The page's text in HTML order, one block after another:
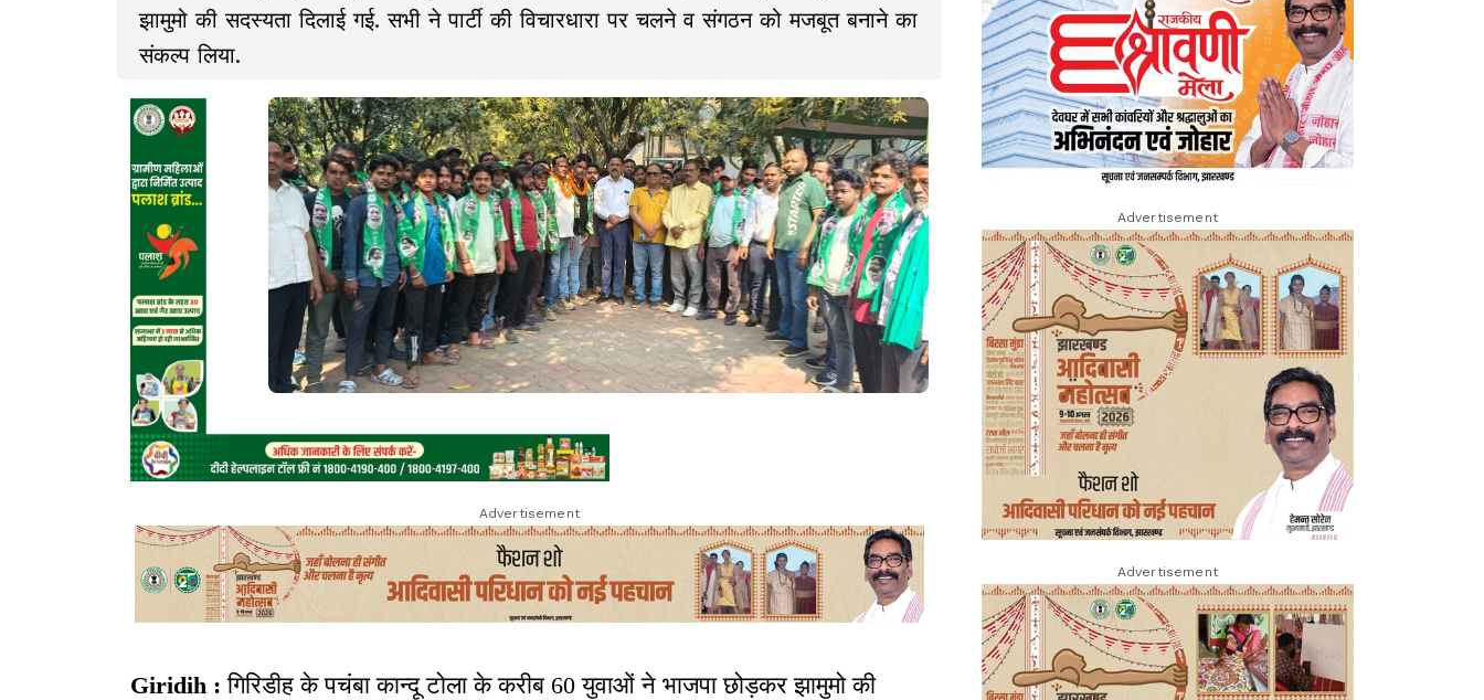
झामुमो की सदस्यता दिलाई गई. सभी ने पार्टी की विचारधारा पर चलने व संगठन को मजबूत बनाने का
संकल्प लिया.
Advertisement
Giridih : गिरिडीह के पचंबा कान्दू टोला के करीब 60 युवाओं ने भाजपा छोड़कर झामुमो की
Advertisement
Advertisement